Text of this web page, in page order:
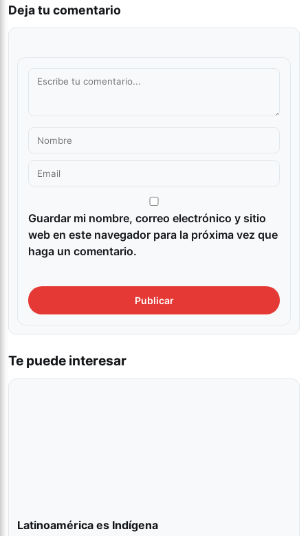
Deja tu comentario
Guardar mi nombre, correo electrónico y sitio
web en este navegador para la próxima vez que
haga un comentario.
Te puede interesar
Latinoamérica es Indígena